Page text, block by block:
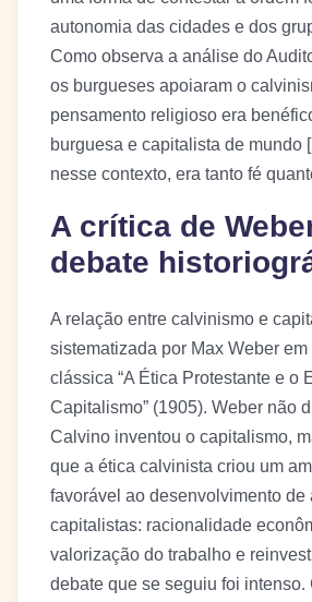
autonomia das cidades e dos
Como observa a análise do
os burgueses apoiaram o
pensamento religioso era
burguesa e capitalista de mundo
nesse contexto, era tanto fé
A crítica de
debate
A relação entre calvinismo e
sistematizada por Max Weber
clássica “A Ética Protestante e o
Capitalismo” (1905). Weber não
Calvino inventou o capitalismo,
que a ética calvinista criou um
favorável ao desenvolvimento de
capitalistas: racionalidade
valorização do trabalho e
debate que se seguiu foi intenso.